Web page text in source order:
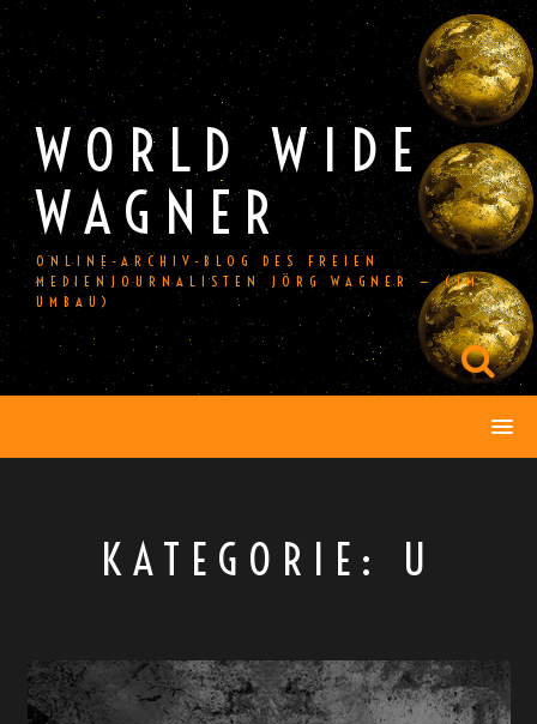
Skip
to
content
WORLD WIDE
WAGNER
ONLINE-ARCHIV-BLOG DES FREIEN
MEDIENJOURNALISTEN JÖRG WAGNER — (IM
UMBAU)
KATEGORIE: U